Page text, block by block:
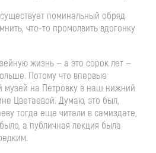
поминальный обряд
что-то промолвить вдогонку
жизнь — а это сорок лет —
Потому что впервые
музей на Петровку в наш нижний
Цветаевой. Думаю, это был,
тогда еще читали в самиздате,
а публичная лекция была